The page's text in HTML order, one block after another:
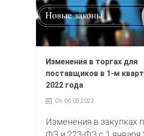
Изменения в торгах для
поставщиков в 1-м
2022 года
On 06.05.2022
Изменения в закупках